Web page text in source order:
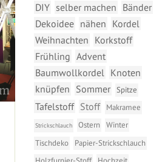
DIY selber machen Bänder
Dekoidee nähen Kordel
Weihnachten Korkstoff
Frühling Advent
Baumwollkordel
Knoten
knüpfen Sommer Spitze
Tafelstoff Stoff Makramee
Strickschlauch Ostern Winter
Tischdeko
Papier-Strickschlauch